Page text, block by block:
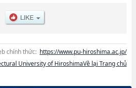
chính thức: https://www.pu-hiroshima.ac.jp/
University of HiroshimaVề lại Trang chủ